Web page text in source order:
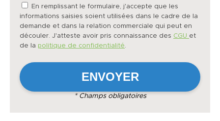
En remplissant le formulaire, j'accepte que les
informations saisies soient utilisées dans le cadre de la
demande et dans la relation commerciale qui peut en
découler. J'atteste avoir pris connaissance des CGU et
de la politique de confidentialité
* Champs obligatoires